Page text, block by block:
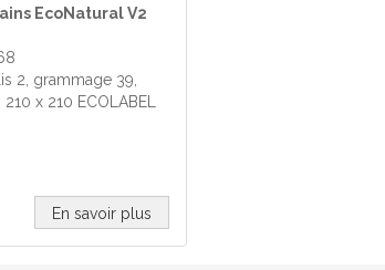
EcoNatural V2
2, grammage 39,
x 210 ECOLABEL
En savoir plus